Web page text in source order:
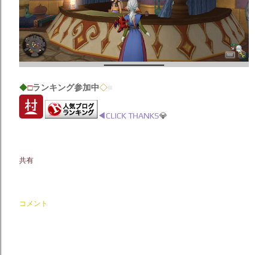
◆□ランキング参加中◇
◀︎CLICK THANKS💎
共有
コメント